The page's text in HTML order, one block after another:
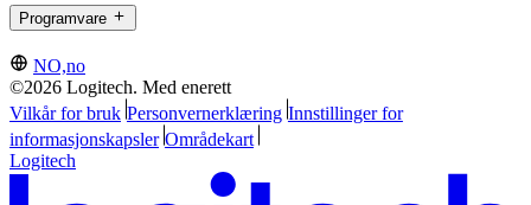
Programvare
NO,no
©2026 Logitech. Med enerett
Vilkår for bruk Personvernerklæring Innstillinger for
informasjonskapsler Områdekart
Logitech